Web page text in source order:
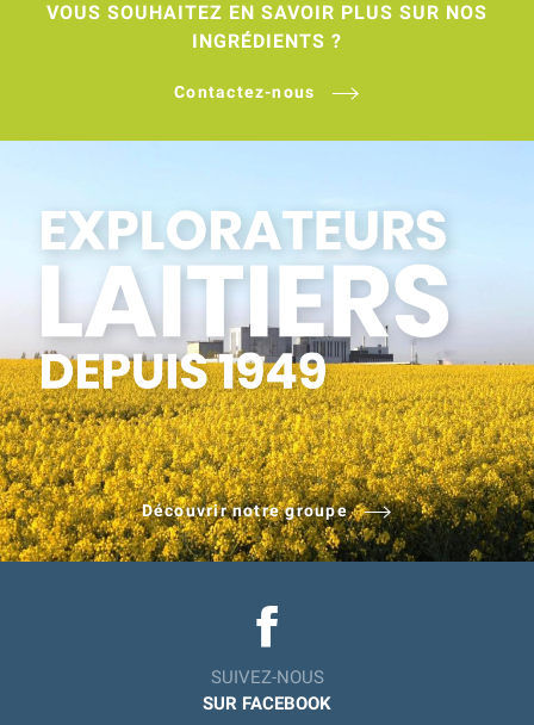
VOUS SOUHAITEZ EN SAVOIR PLUS SUR NOS
INGRÉDIENTS ?
Contactez-nous
Découvrir notre groupe
SUIVEZ-NOUS
SUR FACEBOOK